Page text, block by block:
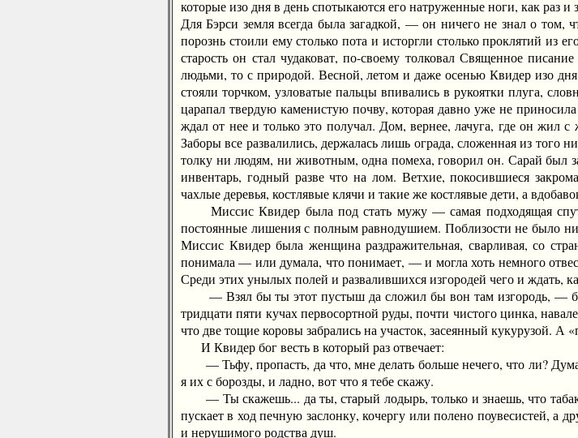
которые изо дня в день спотыкаются его натруженные ноги, как раз
Для Бэрси земля всегда была загадкой, — он ничего не знал о
порознь стоили ему столько пота и исторгли столько проклятий
старость он стал чудаковат, по-своему толковал Священное
людьми, то с природой. Весной, летом и даже осенью Квидер изо
стояли торчком, узловатые пальцы впивались в рукоятки плуга,
царапал твердую каменистую почву, которая давно уже не
ждал от нее и только это получал. Дом, вернее, лачуга, где он жил
Заборы все развалились, держалась лишь ограда, сложенная из
толку ни людям, ни животным, одна помеха, говорил он. Сарай был
инвентарь, годный разве что на лом. Ветхие, покосившиеся
чахлые деревья, костлявые клячи и такие же костлявые дети, а
Миссис Квидер была под стать мужу — самая подходящая
постоянные лишения с полным равнодушием. Поблизости не было
Миссис Квидер была женщина раздражительная, сварливая, со
понимала — или думала, что понимает, — и могла хоть немного
Среди этих унылых полей и развалившихся изгородей чего и ждать,
— Взял бы ты этот пустыш да сложил бы вон там изгородь, — бог
тридцати пяти кучах первосортной руды, почти чистого цинка,
что две тощие коровы забрались на участок, засеянный кукурузой. А
И Квидер бог весть в который раз отвечает:
— Тьфу, пропасть, да что, мне делать больше нечего, что ли?
я их с борозды, и ладно, вот что я тебе скажу.
— Ты скажешь... да ты, старый лодырь, только и знаешь, что табак
пускает в ход печную заслонку, кочергу или полено поувесистей, а
и нерушимого родства душ.